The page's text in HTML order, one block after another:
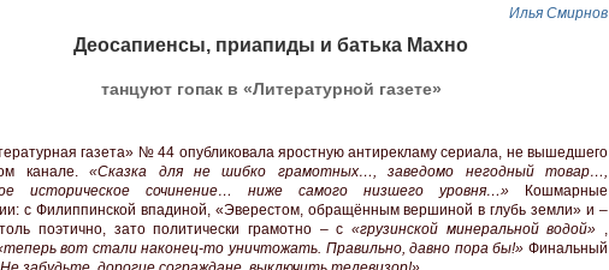
Илья Смирнов
Деосапиенсы, приапиды и батька Махно
танцуют гопак в «Литературной газете»
газета» № 44 опубликовала яростную антирекламу сериала, не вышедшего
канале.«Сказка для не шибко грамотных…, заведомо негодный товар…,
историческое сочинение… ниже самого низшего уровня…» Кошмарные
с Филиппинской впадиной, «Эверестом, обращённым вершиной в глубь земли» и –
поэтично, зато политически грамотно – с «грузинской минеральной водой» ,
вот стали наконец-то уничтожать. Правильно, давно пора бы!»Финальный